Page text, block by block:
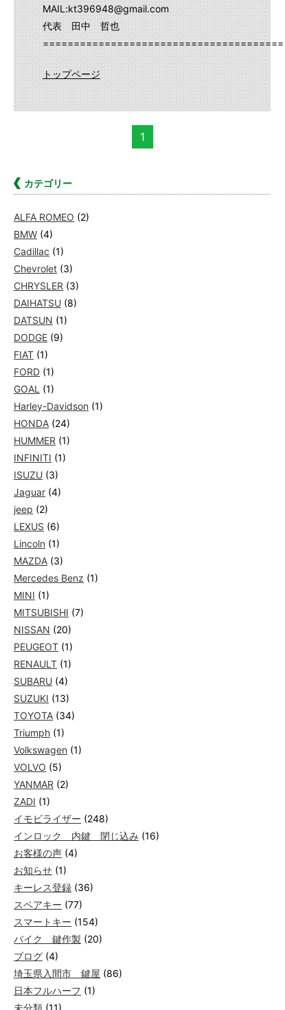
MAIL:kt396948@gmail.com
代表 田中 哲也
トップページ
1
カテゴリー
ALFA ROMEO (2)
BMW (4)
Cadillac (1)
Chevrolet (3)
CHRYSLER (3)
DAIHATSU (8)
DATSUN (1)
DODGE (9)
FIAT (1)
FORD (1)
GOAL (1)
Harley-Davidson (1)
HONDA (24)
HUMMER (1)
INFINITI (1)
ISUZU (3)
Jaguar (4)
jeep (2)
LEXUS (6)
Lincoln (1)
MAZDA (3)
Mercedes Benz (1)
MINI (1)
MITSUBISHI (7)
NISSAN (20)
PEUGEOT (1)
RENAULT (1)
SUBARU (4)
SUZUKI (13)
TOYOTA (34)
Triumph (1)
Volkswagen (1)
VOLVO (5)
YANMAR (2)
ZADI (1)
イモビライザー (248)
インロック 内鍵 閉じ込み (16)
お客様の声 (4)
お知らせ (1)
キーレス登録 (36)
スペアキー (77)
スマートキー (154)
バイク 鍵作製 (20)
ブログ (4)
埼玉県入間市 鍵屋 (86)
日本フルハーフ (1)
未分類 (11)